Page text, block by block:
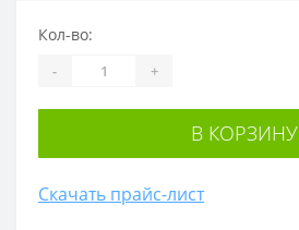
Кол-во:
- +
В КОРЗИНУ
Скачать прайс-лист